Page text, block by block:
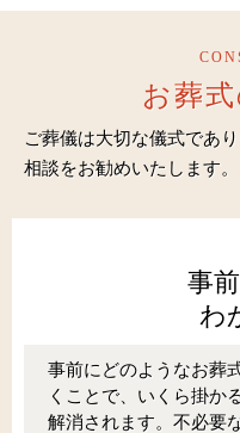
お葬
ご葬儀は大切な儀式であ
相談をお勧めいたします。
事
わ
事前にどのようなお葬
くことで、いくら掛か
解消されます。不必要